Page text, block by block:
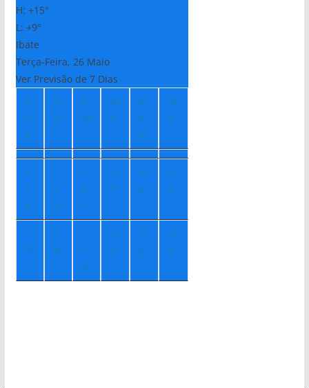
H: +15°
L: +9°
Ibate
Terça-Feira, 26 Maio
Ver Previsão de 7 Dias
Q
u
a
Q
ui
S
ex
Sá
b
D
o
m
Se
g
+
1
8°
+
2
0°
+
2
1°
+2
1°
+2
2°
+2
2°
+
7°
+
8°
+
1
0°
+1
1°
+1
2°
+1
4°